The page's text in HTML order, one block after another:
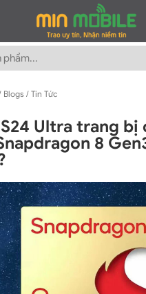
Blogs / Tin Tức
Ultra trang bị
8